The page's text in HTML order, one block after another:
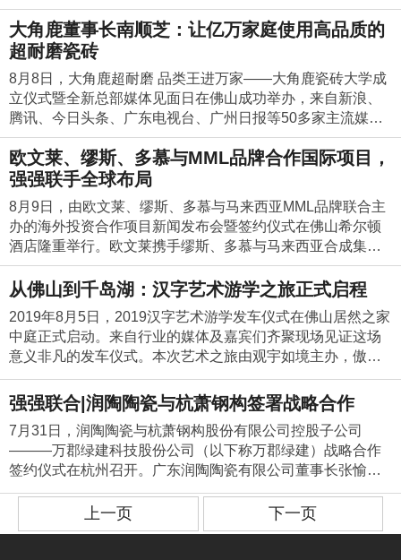
积极创新，把产品结构焕然一新，其瓷抛砖、大理石瓷砖等
产品紧追市场流行趋势，不断满足新消费群体的审美需求。
同时还从视觉营销、听觉营销、味觉营销等层面全新打造卡
米亚瓷砖终端展厅4.0版本，为经销商打造营销利器。从艰苦
奋斗的精神来看，卡米亚自成立以来，一直与经销商风雨同
舟，共渡难关。只要有来自终端的声音，卡米亚必然会积极
听取，并提供力所能及的帮助。得民心者得天下，这也是为
什么这些年来行业寒冬之际，卡米亚还能稳步前进的主要因
素之一。正如李丹锋对此次会议进行总结时指出的：总部产
至参会经销商。总部各职能部门要将经销商提出的问题用书
面报告的形式给出解决方案，并逐一落实。不仅如此，卡米
亚还是言必行，行必果的代表：2019年1月7日在太平洋公海
战略，并指出要将卡米亚品牌打造成为一个瓷抛砖领军品
牌、设计师喜爱及80、90人群喜欢的东方美学品牌；2019年
4月2日在长沙，确定了卡米亚以瓷抛砖为核心产品，以品牌
转型为突破的新发展战略；2019年7月18日在佛山提出“聚焦
牌推广到设计营销，从渠道拓展到终端帮扶，全方位聚焦“瓷
抛砖”。卡米亚瓷砖厂商之间凝心聚力，共同推进卡米亚品牌
在店面建设、产品开发、渠道拓展及品牌传播等各项工作有
序进行。如今回过头来看，这些承诺以及战略均已一一落
地。天时、地利、人和不败神话的三要素天时、地利、人和
是不败神话的三大要素，而其中人和最为难得。卡米亚由于
厂商之间统一了思想，凝聚了共识，认识了差距，找准了方
向，并共同在反思中感悟，在变革中创新，齐心协力迎接严
不仅是对芳芳建材的肯定，更是对顺辉瓷砖多年来专注产品
质量和科技创新的肯定。举杯同贺，让我们一起为芳芳建材
和顺辉瓷砖祝福，30年，不是终点，而是芳芳建材和顺辉瓷
砖在余杭市场的新的起点，愿未来这样的合作共赢之路持续
壮大，为余杭建材市场带来新一轮的高峰。
么多年来其实我们的设计处在一个固态之中，发展不起来，
我们需要传统与现代的结合，传统的石湾陶艺不能只局限于
软装上，它应该与空间的材质、动线、技术等方面又更多关
系。赵淋：艺术是设计最佳的灵感来源，只有通过艺术，空
间才能拥有灵魂的现代性。通过细致的梳理，艺术也可以通
过空间设计和产品设计输出到消费者。设计星全国十二强代
表何靓何靓：商业空间是产品，不是作品，是可以产生收益
的，给消费者产生不一样的体验，艺术品在商业空间的运
用，需要去思考作品自身可以为消费者带来什么样的体验。
主持人：在商业空间的设计时，如何使用民间艺术元素，为
空间赋能呢？设计星全国十二强代表蔡雨洋蔡雨洋：在参观
过程中，我一直在思考艺术在空间的身份问题。对于民间艺
术的利用，设计师不应该搬运关系，艺术应该和空间有更深
层次的关系，这是设计师和艺术家需要一起研究的方向。主
持人：品牌可以为民间艺术提供多大维度的支持呢？设计星
执行主席/新中源陶瓷营销总经理陈勤显陈勤显：企业需要向
横向发展，即发展更多跟家居生活有关的产品。我们一直在
努力，甚至希望做一个有特色的全场景的陶瓷产品，但单靠
我们的努力是不够的，需要有更多有想法的民间艺术家与我
们合作。未来的新中源，希望与更多的大师、青年设计师碰
撞，生发出新的合作。我们也愿意为利用设计星的平台，为
佛山陶瓷等传统文化做广告和推广。设计星「对话」岭南民
间艺术论坛嘉宾合影解读创意源之旅一场思维再造即刻出
发“设计的本质是解决问题，我们要考量的是如何产出有价值
的东西。”带着对人的关注、对设计与创新的思考，“日本创意
源之旅”将如何展开？设计星执行委员会主任/新中源陶瓷品牌
管理中心总经理郭浩先生，为在座的嘉宾推介了即将开启
着清晰的经营思路和准确的市场定位，以“佛山大牌超级惠团
购活动”的营销模式席卷行业市场，本次活动的成功证明，只
要品牌有实力，肯于深耕市场，有心让利消费者，淡季也会
优，随着渠道模式的进一步成熟发展，欧福莱陶瓷未来的品
牌发展更加充满魅力，得到更多消费者的青睐！
空间艺术文化，向世界呈现智造的魅力。 今年，大唐合
盛瓷砖再度登上亚洲品牌500强的榜单，不仅展现出15年沉
淀的品牌价值，更展现出以优秀民族品牌崛起为代表的亚洲
品牌的新生力量。未来，大唐合盛瓷砖在品牌发展战略、科
技创新的道路上将不断做大做强，以高瞻远瞩的战略规划和
稳扎稳打的步伐，向世界级品牌奋勇前进。
选址到运营，从定位到布局，从理念到实操，松赞凭什么成
为精品文化酒店的“传奇”？松赞文旅度假酒店集团董事长——
白玛多吉，用19年时间，打造了10家以藏族文化为特色精品
酒店，以精品山居为平台做全域换线旅行，首创“酒店+旅
游”模式，打通香格里拉环线和滇藏线，成为了国内通过旅行
来销售房间的酒店第一人。目前松赞旅行带动的房间收入贡
献已经占到其总体收入的七成以上……白玛多吉的成功实
践，给业界带来了全新的视角和启示。课程二《设计公司定
位与品牌成长之道》导师：覃思要说当下设计师最关注的事
情除了设计，就要数品牌战略与营销。作为一家青年设计公
司，都想在这个信息扁平时代快速站稳脚步，被认可和接
受。那么，第一步就是找准定位。有着“企业设计师”之称的覃
思将从品牌战略维度出发，从根本问题上分析设计师个人、
公司，以及每个项目的定位，助力品牌解决成长过程中出现
的问题。课程三《华为管理之道—创意人才的有效激励》导
所周知，华为管理，世界一流。这次我们非常荣幸地邀请到
了前华为的管理战略师，分享他到底如何管理着几十万大
军！本次，他将就设计公司的管理、创新进行专业的赋能分
享。邓斌，前华为区企业规划咨询总监。九三学社社员，持
续十余年跟踪研究新经济企业的增长逻辑。曾任职华为公司1
1年，华为企业咨询业务主要开创者之一，先后担任多家中大
型企业董事长管理顾问。课程四《高级住宅与色彩研究》导
师：戴昆经营一个好的设计公司，专业能力是最不可或缺的
模块。色彩是空间设计中首要的视觉语言，每个色彩决策背
后都离不开心理学、行为学、社会学等学科知识的综合应
用。这次邀请“色彩权威专家”戴昆，针对实用、美观、经济的
相互交流变得轻而易举。网友们乐于分享自己的购砖体验，
也乐于接受别人的经验，进而润陶陶瓷品牌在圈子内形成良
好的口碑传播。建立与“年轻精英一代”的沟通文化如果品牌还
在以权威、生硬的身份出现，想把某种消费文化强加在“年轻
精英一代”头上，那么，你已经过时了。在与年轻精英一代的
文化沟通中，润陶陶瓷用短视频、创意图片等方式贴近消费
者，用年轻精英一代的语言表达方式，与他们轻松的讲故
事，表达润陶陶瓷对美好生活的憧憬，使得冷冰冰的商品更
有情感，建立品牌与客户间情感沟通的桥梁。独特卖点营销
年轻精英一代有自己的消费特征—专家型消费，在这种情况
下，再介绍他们已经知道的信息已变得毫无意义。正因如
此，润陶陶瓷在营销过程中提出“十载实力积淀的高端瓷砖、
并成功地将产品独特的卖点转换成消费者渴望的价值点，有
效地吸引他们选择润陶陶瓷。深入挖掘年轻精英一代的消费
特点和个性化元素，并将这些个性化元素与企业的营销密切
融合，这是润陶陶瓷的成功之道。正亦如此润陶陶瓷才能拥
有强大的主流消费群体市场，才能在营销市场上处于领前之
地！
重要时刻，举办高质量的展会，能够促进上下游的产业融
合，能够加强陶瓷业界与全球市场的沟通和对接。叶德林董
事长非常有信心潭洲陶瓷双展一定能办出高水平，办出新特
色，成为具有全球影响力的陶瓷展会。 接下来陶联科技公司
总经理李新良发表讲话。他首先说到会议主题叫“聚合的力
量”，展会就是聚合力量，展会就是聚合每一位关注和支持者
的力量，也只有聚合的力量才是最强大的，只有把力量聚集
起来，陶瓷产业才能真正走向世界，真正走向强盛。潭洲双
展正好契合了这一需求，陶瓷要走向世界，这是关键的一
战，潭洲双展代表的是陶瓷产业强盛的标志，是代表产业的
未来。 接着李新良先生向大家介绍展会目前的筹备情况，明
年潭洲展会双展合一，在明年4月17日产品展、装备展同期举
办，一共10个馆，而且有一个比较简练的英文名字，Unicera
业协会、广东陶瓷协会和佛山市陶瓷行业协会。7月30日朱伟
市长召集佛山企业家代表座谈，根据《佛山日报》的报道，
朱市长明确强调“要将展会持续办下去，并且办得越来越好”，
所以政府是非常支持展会活动的。针对前两届展会大家提出
张。布展方面，也和场馆方争取多一点时间，不需要大家加
班赶工。 李新良概括了办展思路，总结为四句话：专业立
展、精准服务、拓宽渠道，做全球买卖。 专业立展，展会必
须有它的核心价值，这就是专业展会的根本，展会应该汇聚
展示最新产品、最强的技术、最好的设计，把参展企业的品
牌实力呈现出来。明年展会还打造主题馆，比如4号馆就规划
为岩板和定制家居馆，而且针对现在新型材料的出现，比如
发泡陶瓷，展会在装备领域要打造发泡陶瓷主题馆，把展会
盛瓷砖精选300X900mm的瓷砖规格与国际瓷砖市场兴起的非
常规尺寸的流行趋势接轨，与国内瓷砖普遍生产常规尺寸形
成鲜明对比，令人眼前一亮。2、中外团队共同研发、与国际
接轨 N°39 300X900mm的产品由大唐合盛瓷砖及西班牙、意
大利团队共同研发，将北纬39°众多经典建筑、艺术、人文等
精髓融入产品设计中，满足不同消费层次的审美需求，“国际
范”、“时尚范”、“艺术范”、“经典范”精彩绽放！3、符合建筑模
数黄金比例，深受设计师喜欢水平扩大模数数列的幅度：3
m、6m、12m等，刚好300X900mm的规格符合建筑模数的
要求，能够减少与同一建筑中其他材料或组合发生冲突的可
能性，大大减少切割，且300X900mm尺寸呈现一种细长的线
条美，在设计空间运用上会产生更多的可能性，触发设计师
对空间设计的无限可能。4、终端门店N°39展示效果、深受
消费者青睐专卖店300X900mm系列产品展示效果客户300X9
00mm产品系列家居实景图专卖店300x900mm产品抢售现
场 N°39300X900mm产品的多元化铺贴效果，突破传统
规格瓷砖所带来的审美疲劳，且300X900mm的产品拥有高性
比价的价格优势，获得广大消费者的认同和青睐，并引来抢
购热潮！5、N°39全球上市、势头强劲自去年9月，大唐合盛
瓷砖N°39全球上市，携手IDF“走近大师”，走进台湾设计美学
之旅，与两岸的尖端设计师探讨N°39的奥秘，领略其融合中
西元素的惊艳之美，自此N°39深受设计师们的推荐与喜爱！
6、广州建博会N°39惊艳亮相 客户抢先购300x900mm产品空
间展示商机无限，精彩不断！广州建博会上，N°39 300X900
情，为观众展示2019年最新潮的家居生活方式，受到广大消
费者的喜爱，吸引到众多专业买家、设计师纷纷到展馆咨
品牌转战国内市场第十年十年来我们初心不改坚持产品原创
设计不断夯实品牌基础十年后我们重新出发成立金丝玉玛品
牌国际战略合作部进军国际市场“这是一个最好的时代，也是
一个最坏的时代。”近年来，全球的建陶产业步入了一个全新
洗牌期，新的建陶产业格局正在形成。如何在颠簸的建陶产
业新态势中占有一席之地，实现品牌突破，已成为一个迫在
眉睫的课题。金丝玉玛选择了将目光瞄准了海外市场，并于8
开拓，实现全球化布局。结合当前国内外建陶行业形势，金
丝玉玛品牌国际战略合作部总经理孔绮薇针对国际战略合作
部发展规划做出了系统详尽的解读。孔绮薇提到，金丝玉
玛“走出去”的步伐最早可以追溯到2006年，2006~2009年，
金丝玉玛以出口为主；2009年，金丝玉玛正式转战国内市
场，其极具差异化的K金产品迅速在国内引起关注。历经十年
的品牌沉淀和市场洗礼，金丝玉玛不断打造、跨越和升华，
夯实品牌基础。2019年，金丝玉玛品牌战略再升级，国内海
外市场两手抓，开启金丝玉玛下一个十年的新征程！孔绮薇
透露，金丝玉玛接下来将针对欧洲、东南亚、中东三大区域
精准布局，从丰富经销体系、构建多元化渠道合作体系、建
立非传统专卖店等多层面发力，依托自身品牌实力与国内外
顶尖团队合作，深化金丝玉玛品牌形象，加速推进品牌国际
化进程。此外，金丝玉玛将整合优势资源，以海外国际展
览、海外采购团、海外游学项目等多种方式积极“走出
去”。 在随后的座谈环节中，金丝玉玛品牌国际战略合作部总
经理孔绮薇针对大家最关注的问题与到场媒体朋友们进行了
精彩的互动问答。初心不改，携梦前行，我们以无畏的精神
拥抱世界拥抱未来，希冀让这个世界因金丝玉玛更加美好！
大角鹿董事长南顺芝：让亿万家庭使用高品质的
超耐磨瓷砖
8月8日，大角鹿超耐磨 品类王进万家——大角鹿瓷砖大学成
立仪式暨全新总部媒体见面日在佛山成功举办，来自新浪、
腾讯、今日头条、广东电视台、广州日报等50多家主流媒体
和陶瓷行业媒体以及大角鹿全国优秀经销商共同见证了盛
况，并亲自体验到大角鹿超耐磨大理石瓷砖的耐磨度是普通
瓷砖的3倍。成立行业首个“瓷砖大学”助经销商成为当地瓷砖
之王大角鹿瓷砖大学执行院长南顺芝为首批特聘讲师颁发证
书。在产销不振、市场低迷的背景下，大角鹿通过对技术、
产品、品牌、帮扶等进行了全方位升级，实现逆势增长。超
耐磨大理石瓷砖在全国市场推进半年，大角鹿成为温州、乐
已经使用大角鹿超耐磨大理石瓷砖，新增专卖店128家。此
次，大角鹿成立行业首个“瓷砖大学”的目的是为了帮助经销商
解决拓客难题，与经销商一同成长，协助经销商成为当地市
场的瓷砖之王。瓷砖好不好，磨磨就知道！全国各地掀起超
举办330场，共发奖金198万元，每场参与及观摩见证200人
以上，超10万人现场见证了大角鹿的超耐磨，3千多万人次通
过视频直播观看赛事。（视频链接：https://v.qq.com/x/page/t
09115ly7ho.html）8月8日上午，大角鹿佛山总部举办的超耐
磨PK大赛，近500人参赛，见证大角鹿“重磨之下，毫无划
痕”的硬实力。百位媒体人共同见证大角鹿，超耐磨、持久
新！大角鹿，超耐磨！钢刷、机器都磨不花，经现场协商，
前六名选手开心平分大奖。大角鹿引领现代轻奢风全新总部
欧文莱、缪斯、多慕与MML品牌合作国际项目，
强强联手全球布局
8月9日，由欧文莱、缪斯、多慕与马来西亚MML品牌联合主
办的海外投资合作项目新闻发布会暨签约仪式在佛山希尔顿
酒店隆重举行。欧文莱携手缪斯、多慕与马来西亚合成集团
旗下MML品牌的合作框架协议顺利签订。据介绍，此次欧文
莱、缪斯、多慕与MML品牌共同投资合作，将实现强强联
地，向全球市场推出主流趋势瓷砖产品。欧文莱等品牌与马
来西亚高端国际品牌MML结成合作共同体8月9日，由广东欧
文莱陶瓷有限公司、佛山市缪斯陶瓷有限公司、广东多慕建
材有限公司、马来西亚MML品牌联合主办的海外投资合作项
目新闻发布会暨签约仪式在佛山希尔顿酒店隆重举行。欧文
莱携手缪斯、多慕与马来西亚合成集团旗下MML品牌共同投
资合作，实现强强联手，在马来西亚MML原产区硬件基础上
重力打造新型的生产基地的合作协议顺利签订。广东欧文莱
陶瓷有限公司董事长梁伟鸿、佛山市缪斯陶瓷有限公司CEO
何勇、广东多慕建材有限公司董事伍源铎、马来西亚MML公
司COO杨铁铮、CNA董事长苏伟涛签订战略合作协议，宣告
从佛山到千岛湖：汉字艺术游学之旅正式启程
2019年8月5日，2019汉字艺术游学发车仪式在佛山居然之家
中庭正式启动。来自行业的媒体及嘉宾们齐聚现场见证这场
意义非凡的发车仪式。本次艺术之旅由观宇如境主办，傲特
影视承办，战略媒体华人设计师网,全程媒体支持华南家居网,
协会支持江西设计力量。本次活动现场见证的嘉宾分别有：
观宇如镜营销总监黄桂林、观宇如镜设计总监潘忠义、观宇
如镜开发总监曾球、观宇如镜执行总监梁芷铭、华人设计师
网主编焉莫等。到场的媒体有：华人设计师网、华南家居
网、陶瓷品牌网、卫浴新闻、今日设计、制造联盟等。 （仪
式现场）（观宇如镜营销总监黄桂林）观宇如镜营销总监黄
桂林现场表示，本次自驾游学之旅非常的有意义。汉字艺术
团队在浙江千岛湖有一个三千方的教学基地，8月8日正式开
强强联合|润陶陶瓷与杭萧钢构签署战略合作
7月31日，润陶陶瓷与杭萧钢构股份有限公司控股子公司
———万郡绿建科技股份公司（以下称万郡绿建）战略合作
签约仪式在杭州召开。广东润陶陶瓷有限公司董事长张愉女
士，销售部黄生辉，市场部蔡建烺为首的高管团队与杭萧钢
构、万郡绿建副总裁何贤德为首的高管团队参加了本次会
议。张董事长在万郡绿建领导陪同下参观杭萧钢构展厅万郡
上一页 下一页